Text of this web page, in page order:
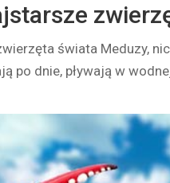
świata Meduzy,
po dnie, pływają w